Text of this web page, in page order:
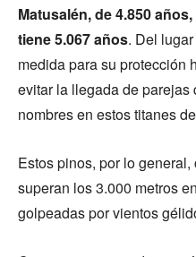
Matusalén, de 4.850
tiene 5.067 años. Del
medida para su protección
evitar la llegada de
nombres en estos titanes
Estos pinos, por lo
superan los 3.000 metros
golpeadas por vientos